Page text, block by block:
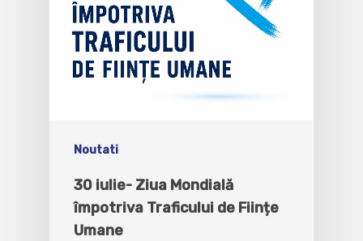
Noutati
30 iulie- Ziua Mondială
împotriva Traficului de Ființe
Umane